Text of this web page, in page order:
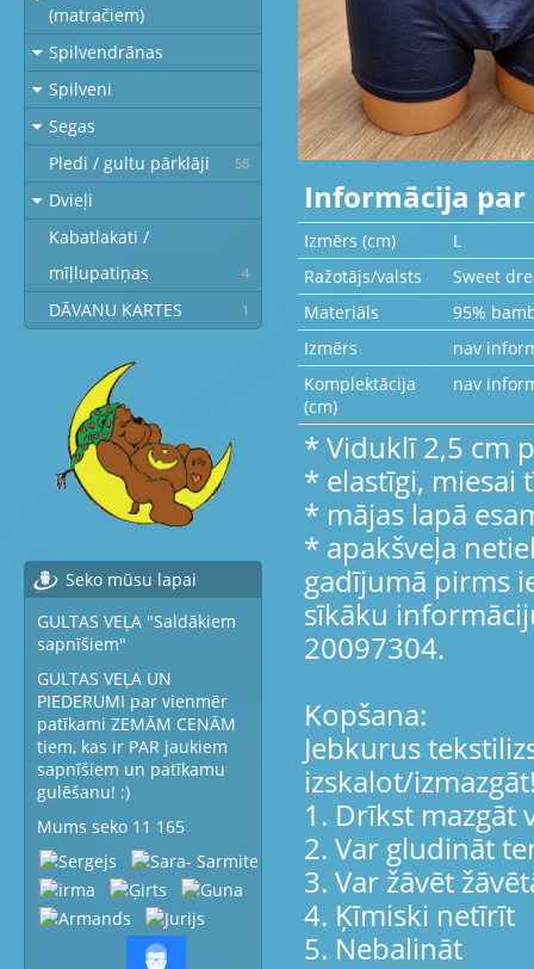
(matračiem)
Spilvendrānas
Spilveni
Segas
Pledi / gultu pārklāji
58
Dvieļi
Kabatlakati /
mīļlupatiņas
4
DĀVANU KARTES 1
Seko mūsu lapai
GULTAS VEĻA "Saldākiem
sapnīšiem"
GULTAS VEĻA UN
PIEDERUMI par vienmēr
patīkami ZEMĀM CENĀM
tiem, kas ir PAR jaukiem
sapnīšiem un patīkamu
gulēšanu! :)
Mums seko 11 165
Informācija par
Izmērs (cm)
L
Ražotājs/valsts
Sweet
Materiāls
95%
Izmērs
nav
Komplektācija
(cm)
nav
* Viduklī 2,5 cm
* elastīgi, miesai
* mājas lapā
* apakšveļa
gadījumā pirms
sīkāku
20097304.
Kopšana:
Jebkurus
izskalot/
1. Drīkst mazgāt
2. Var gludināt
3. Var žāvēt
4. Ķīmiski netīrīt
5. Nebalināt